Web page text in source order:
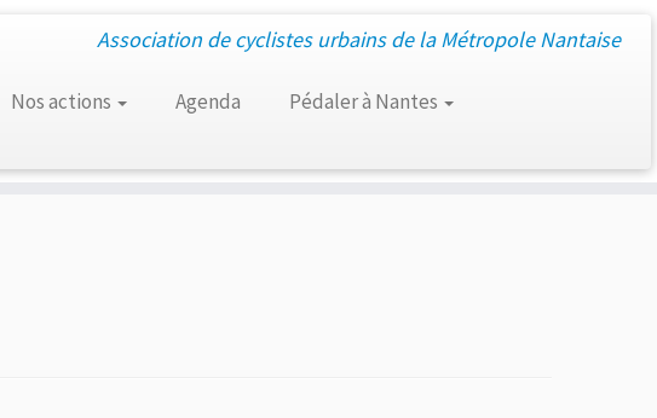
Association de cyclistes urbains de la Métropole Nantaise
Nos actions Agenda
Pédaler à Nantes